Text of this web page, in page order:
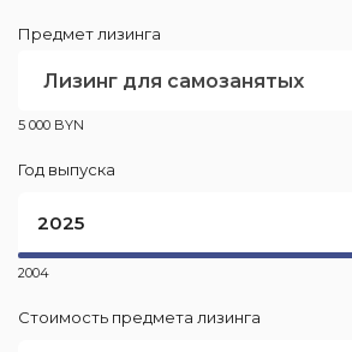
Предмет лизинга
Лизинг для самозанятых
5 000 BYN
Год выпуска
2004
Стоимость предмета лизинга